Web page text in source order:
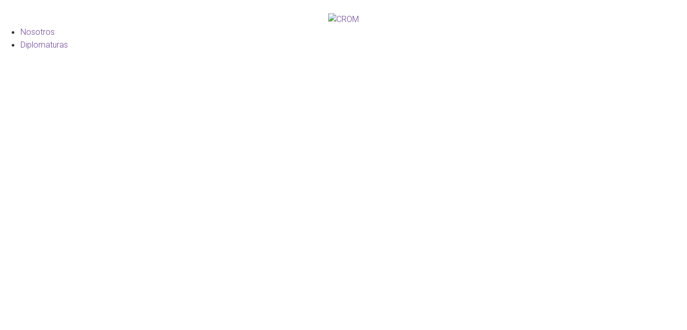
Nosotros
Diplomaturas